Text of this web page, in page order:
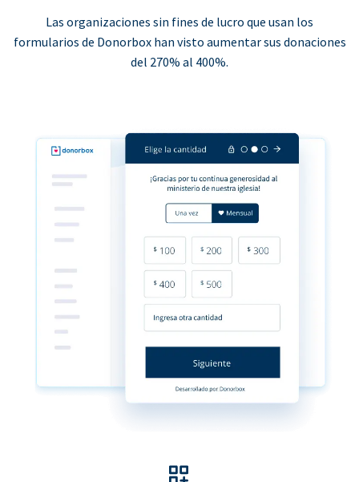
Las organizaciones sin fines de lucro que usan los
formularios de Donorbox han visto aumentar sus donaciones
del 270% al 400%.